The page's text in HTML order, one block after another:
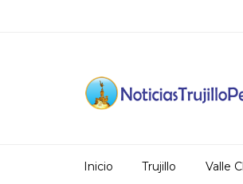
Inicio Trujillo Valle